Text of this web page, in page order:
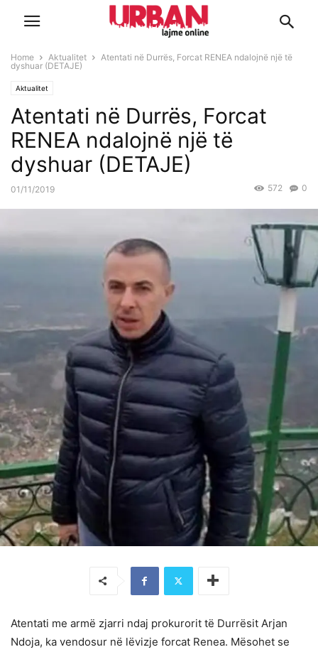
Home Aktualitet
Atentati në Durrës, Forcat RENEA ndalojnë një të
dyshuar (DETAJE)
Aktualitet
Atentati në Durrës, Forcat
RENEA ndalojnë një të
dyshuar (DETAJE)
01/11/2019 0
572
Atentati me armë zjarri ndaj prokurorit të Durrësit Arjan
Ndoja, ka vendosur në lëvizje forcat Renea. Mësohet se